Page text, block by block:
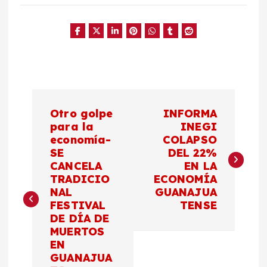
e
Otro golpe
para la
economía-
SE
CANCELA
TRADICIO
NAL
FESTIVAL
DE DÍA DE
MUERTOS
EN
GUANAJUA
INFORMA
INEGI
COLAPSO
DEL 22%
EN LA
ECONOMÍA
GUANAJUA
TENSE